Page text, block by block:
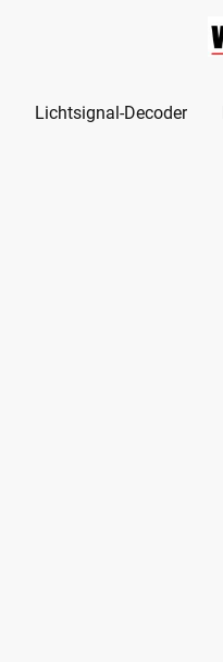
Lichtsignal-Decoder